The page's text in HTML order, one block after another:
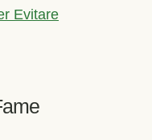
Evitare